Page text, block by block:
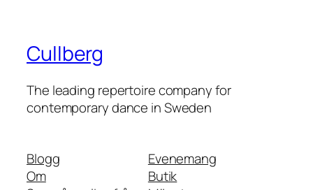
Cullberg
The leading repertoire company for
contemporary dance in Sweden
Blogg
Om
Evenemang
Butik